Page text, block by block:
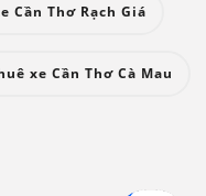
Cần Thơ Rạch Giá
xe Cần Thơ Cà Mau